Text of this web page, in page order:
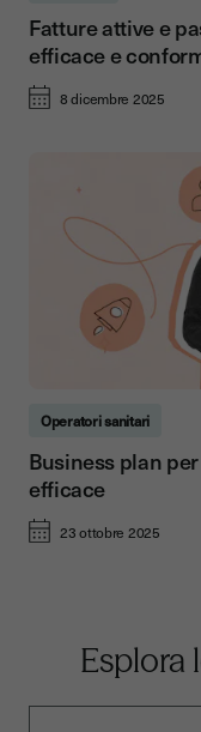
Fatture attive e
efficace e
8 dicembre 2025
Operatori sanitari
Business plan
efficace
23 ottobre 2025
Esplora